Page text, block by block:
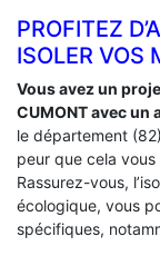
PROFITEZ
ISOLER VOS
Vous avez un
CUMONT avec un
le département
peur que cela
Rassurez-vous,
écologique, vous
spécifiques,